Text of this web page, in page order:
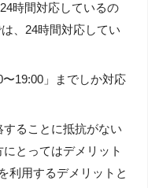
時間対応しているの
、24時間対応してい
19:00」までしか対応
ることに抵抗がない
とってはデメリット
利用するデメリットと